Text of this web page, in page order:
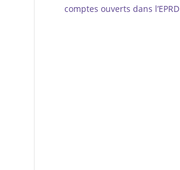
comptes ouverts dans l’EPRD